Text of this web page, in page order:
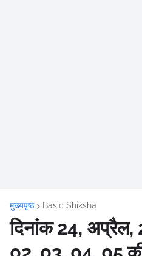
मुख्यपृष्ठ Basic Shiksha
दिनांक 24, अप्रैल,